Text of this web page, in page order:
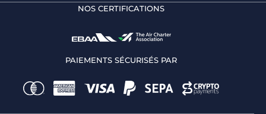
NOS CERTIFICATIONS
PAIEMENTS SÉCURISÉS PAR